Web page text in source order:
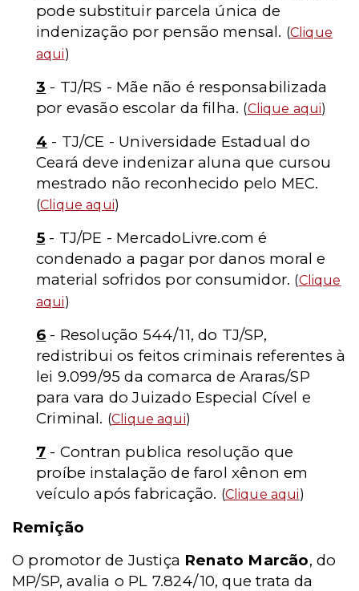
pode substituir parcela única de
indenização por pensão mensal. (Clique
aqui)
3 - TJ/RS - Mãe não é responsabilizada
por evasão escolar da filha. (Clique aqui)
4 - TJ/CE - Universidade Estadual do
Ceará deve indenizar aluna que cursou
mestrado não reconhecido pelo MEC.
(Clique aqui)
5 - TJ/PE - MercadoLivre.com é
condenado a pagar por danos moral e
material sofridos por consumidor. (Clique
aqui)
6 - Resolução 544/11, do TJ/SP,
redistribui os feitos criminais referentes à
lei 9.099/95 da comarca de Araras/SP
para vara do Juizado Especial Cível e
Criminal. (Clique aqui)
7 - Contran publica resolução que
proíbe instalação de farol xênon em
veículo após fabricação. (Clique aqui)
Remição
O promotor de Justiça Renato Marcão, do
MP/SP, avalia o PL 7.824/10, que trata da